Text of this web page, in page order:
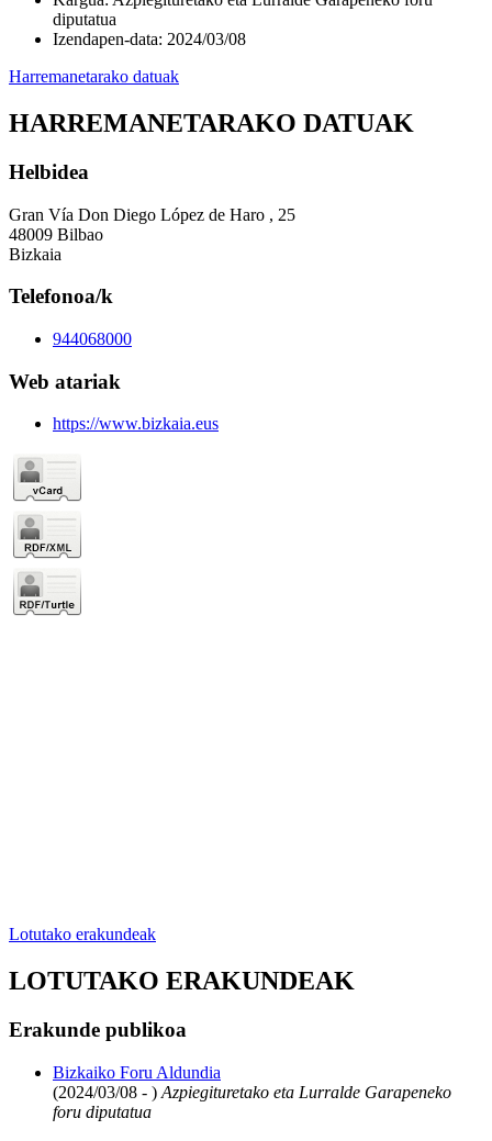
diputatua
Izendapen-data: 2024/03/08
Harremanetarako datuak
HARREMANETARAKO DATUAK
Helbidea
Gran Vía Don Diego López de Haro , 25
48009 Bilbao
Bizkaia
Telefonoa/k
944068000
Web atariak
https://www.bizkaia.eus
Lotutako erakundeak
LOTUTAKO ERAKUNDEAK
Erakunde publikoa
Bizkaiko Foru Aldundia
(2024/03/08 - ) Azpiegituretako eta Lurralde Garapeneko
foru diputatua